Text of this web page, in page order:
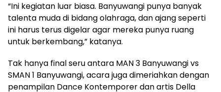
“Ini kegiatan luar biasa. Banyuwangi punya banyak
talenta muda di bidang olahraga, dan ajang seperti
ini harus terus digelar agar mereka punya ruang
untuk berkembang,” katanya.
Tak hanya final seru antara MAN 3 Banyuwangi vs
SMAN 1 Banyuwangi, acara juga dimeriahkan dengan
penampilan Dance Kontemporer dan artis Della